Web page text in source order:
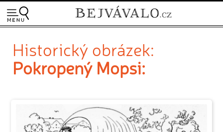
Historický obrázek:
Pokropený Mopsi: